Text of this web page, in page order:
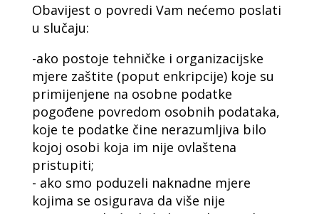
Obavijest o povredi Vam nećemo poslati
u slučaju:
-ako postoje tehničke i organizacijske
mjere zaštite (poput enkripcije) koje su
primijenjene na osobne podatke
pogođene povredom osobnih podataka,
koje te podatke čine nerazumljiva bilo
kojoj osobi koja im nije ovlaštena
pristupiti;
- ako smo poduzeli naknadne mjere
kojima se osigurava da više nije